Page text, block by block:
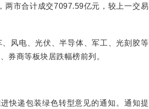
市合计成交7097.59亿元，较上一交易
风电、光伏、半导体、军工、光刻胶等
券商等板块居跌幅榜前列。
递包装绿色转型意见的通知。通知提